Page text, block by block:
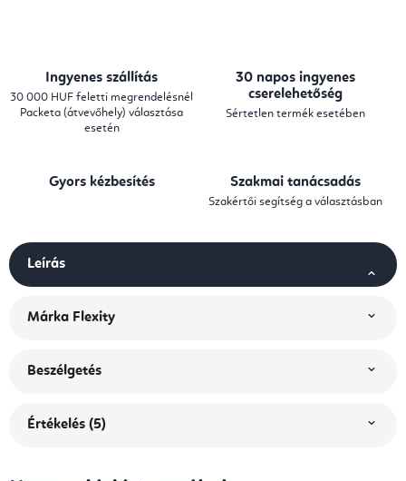
Ingyenes szállítás
30 000 HUF feletti megrendelésnél
Packeta (átvevőhely) választása
esetén
30 napos ingyenes
cserelehetőség
Sértetlen termék esetében
Gyors kézbesítés Szakmai tanácsadás
Szakértői segítség a választásban
Leírás
Márka Flexity
Beszélgetés
Értékelés (5)